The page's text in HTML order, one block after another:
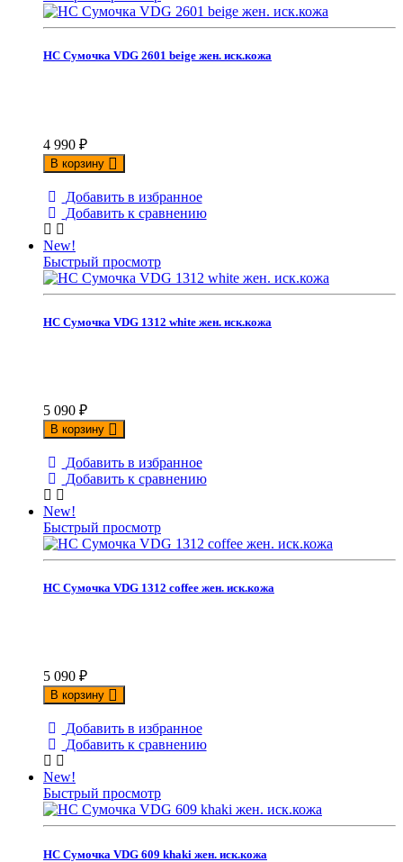
НС Сумочка VDG 2601 beige жен. иск.кожа
4 990 ₽
В корзину
Добавить в избранное
Добавить к сравнению
New!
Быстрый просмотр
НС Сумочка VDG 1312 white жен. иск.кожа
5 090 ₽
В корзину
Добавить в избранное
Добавить к сравнению
New!
Быстрый просмотр
НС Сумочка VDG 1312 coffee жен. иск.кожа
5 090 ₽
В корзину
Добавить в избранное
Добавить к сравнению
New!
Быстрый просмотр
НС Сумочка VDG 609 khaki жен. иск.кожа